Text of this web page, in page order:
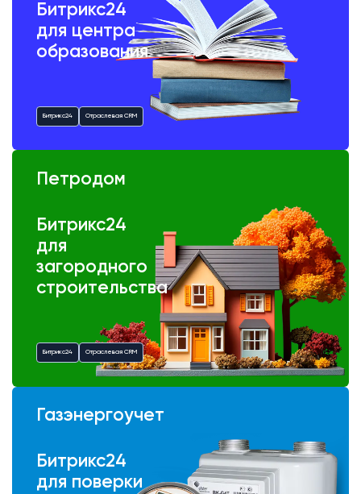
Битрикс24
для центра
образования
Битрикс24 Отраслевая CRM
Петродом
Битрикс24
для
загородного
строительства
Битрикс24 Отраслевая CRM
Газэнергоучет
Битрикс24
для поверки